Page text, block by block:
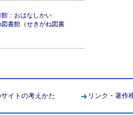
：おはなしかい
図書館（せきがね図書
サイトの考えかた リンク・著作